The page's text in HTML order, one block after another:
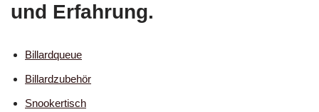
und Erfahrung.
Billardqueue
Billardzubehör
Snookertisch